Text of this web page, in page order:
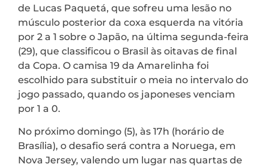
de Lucas Paquetá, que sofreu uma lesão no
músculo posterior da coxa esquerda na vitória
por 2 a 1 sobre o Japão, na última segunda-feira
(29), que classificou o Brasil às oitavas de final
da Copa. O camisa 19 da Amarelinha foi
escolhido para substituir o meia no intervalo do
jogo passado, quando os japoneses venciam
por 1 a 0.
No próximo domingo (5), às 17h (horário de
Brasília), o desafio será contra a Noruega, em
Nova Jersey, valendo um lugar nas quartas de